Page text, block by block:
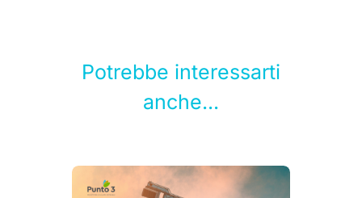
Potrebbe interessarti
anche...